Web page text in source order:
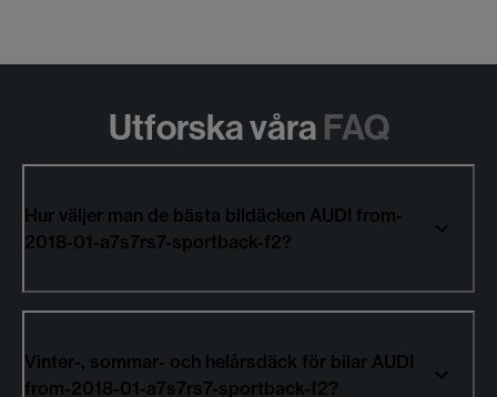
Utforska våra FAQ
Hur väljer man de bästa bildäcken AUDI from-
2018-01-a7s7rs7-sportback-f2?
Vinter-, sommar- och helårsdäck för bilar AUDI
from-2018-01-a7s7rs7-sportback-f2?